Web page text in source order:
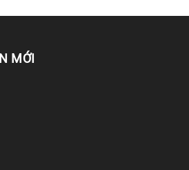
MỚI